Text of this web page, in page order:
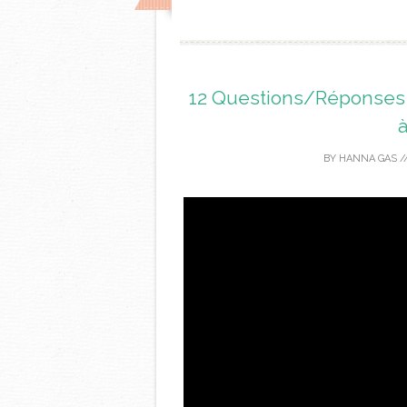
12 Questions/
BY HANNA GAS